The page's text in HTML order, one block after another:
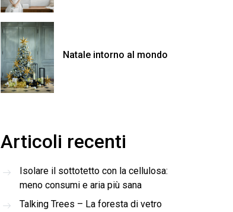
Natale intorno al mondo
Articoli recenti
Isolare il sottotetto con la cellulosa:
meno consumi e aria più sana
Talking Trees – La foresta di vetro